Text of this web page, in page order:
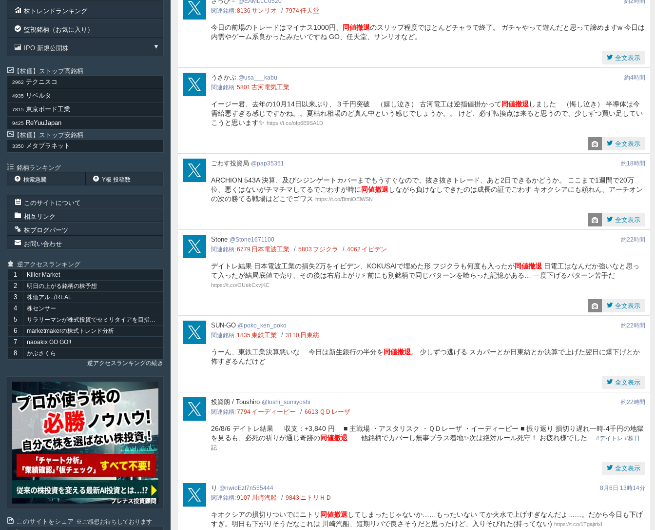
株トレンドランキング
監視銘柄（お気に入り）
IPO 新規公開株
株価 ストップ高銘柄
2962 テクニスコ
4935 リベルタ
7815 東京ボード工業
9425
ReYuuJapan
株価
ストップ安銘柄
3350 メタプラネット
銘柄ランキング
検索急騰 Y板 投稿数
このサイトについて
相互リンク
株ブログパーツ
お問い合わせ
逆アクセスランキング
1
Killer Market
2 明日の上がる銘柄の株予想
3 株価アルゴREAL
4 株センサー
5 サラリーマンが株式投資でセミリタイアを目指してみました。
6 marketmakerの株式トレンド分析
7 naoakix GO GO!!
8
かぶさくら
逆アクセスランキングの続き
このサイトをシェア ご感想お待ちしております
関連銘柄 8136 サンリオ 7974任天堂
今日の前場のトレードはマイナス1000円、 同値撤退のスリップ程度でほとんどチャラで終了。 ガチャやって遊んだと思って諦めますw 今日は
内需やゲーム系良かったみたいですね GO、任天堂、サンリオなど。
全文表示
usa___kabu
うさかぶ usa___kabu
約4時間
関連銘柄 5801 古河電気工業
イージー君、去年の10月14日以来ぶり、３千円突破 （嬉し泣き） 古河電工は逆指値掛かって同値撤退 しました （悔し泣き） 半導体は今
需給悪すぎる感じですかね。。夏枯れ相場のど真ん中という感じでしょうか。。 けど、必ず転換点は来ると思うので、少しずつ買い足してい
こうと思います✨ https://t.co/oIp6E9SA1D
全文表示
pap35351
ごわす投資局 pap35351 約18時間
ARCHION 543A 決算、及びシジンゲートカバーまでもうすぐなので、抜き抜きトレード、あと2日できるかどうか。 ここまで1週間で20万
位、悪くはないがチマチマしてるでごわすが時に 同値撤退 しながら負けなしできたのは成長の証でごわす キオクシアにも頼れん、アーチオン
の次の勝てる戦場はどこでゴワス https://t.co/BtmiOElWSN
全文表示
Stone1671100
Stone Stone1671100
約22時間
関連銘柄 6779 日本電波工業 5803 フジクラ 4062 イビデン
デイトレ結果 日本電波工業の損失2万をイビデン、KOKUSAIで埋めた形 フジクラも何度も入ったが同値撤退 日電工はなんだか強いなと思っ
て入ったが結局底値で売り、その後は右肩上がり⚡ 前にも別銘柄で同じパターンを喰らった記憶がある… 一度下げるパターン苦手だ
https://t.co/OUekCxvjKC
全文表示
poko_ken_poko
SUN-GO poko_ken_poko
約22時間
関連銘柄 1835東鉄工業 3110 日東紡
うーん、東鉄工業決算悪いな 今日は新生銀行の半分を同値撤退。 少しずつ逃げる スカパーとか日東紡とか決算で上げた翌日に爆下げとか
怖すぎるんだけど
全文表示
toshi_sumiyoshi
投資朗 / Toushiro toshi_sumiyoshi
約22時間
関連銘柄 7794 イーディーピー 6613 ＱＤレーザ
26/8/6 デイトレ結果 収支：+3,840 円 ■ 主戦場 ・アスタリスク ・ＱＤレーザ ・イーディーピー ■ 振り返り 損切り遅れ一時-4千円の地獄
を見るも、必死の祈りが通じ奇跡の同値撤退 他銘柄でカバーし無事プラス着地✨次は絶対ルール死守！ お疲れ様でした #デイトレ #株日
記
全文表示
nwioEzt7n555444
り nwioEzt7n555444
8月6日 13時14分
関連銘柄 9107 川崎汽船 9843 ニトリＨＤ
キオクシアの損切りついでにニトリ 同値撤退 してしまったじゃないか……もったいない てか火水で上げすぎなんだよ……。だから今日も下げ
すぎ。明日も下がりそうだなこれは 川崎汽船、短期リバで良さそうだと思ったけど、入りそびれた(持ってない) https://t.co/1TgajtrixI